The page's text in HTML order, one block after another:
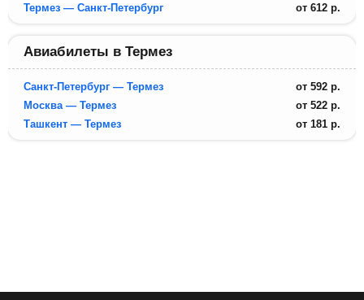
Термез — Санкт-Петербург
от 612 р.
Авиабилеты в Термез
Санкт-Петербург — Термез от 592 р.
Москва — Термез
от 522 р.
Ташкент — Термез
от 181 р.